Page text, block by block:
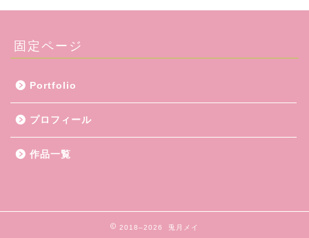
固定ページ
Portfolio
プロフィール
作品一覧
2018–2026 兎月メイ